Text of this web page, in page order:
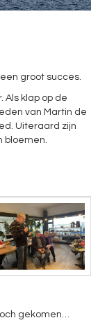
groot succes.
Als klap op de
van Martin de
Uiteraard zijn
bloemen.
gekomen…